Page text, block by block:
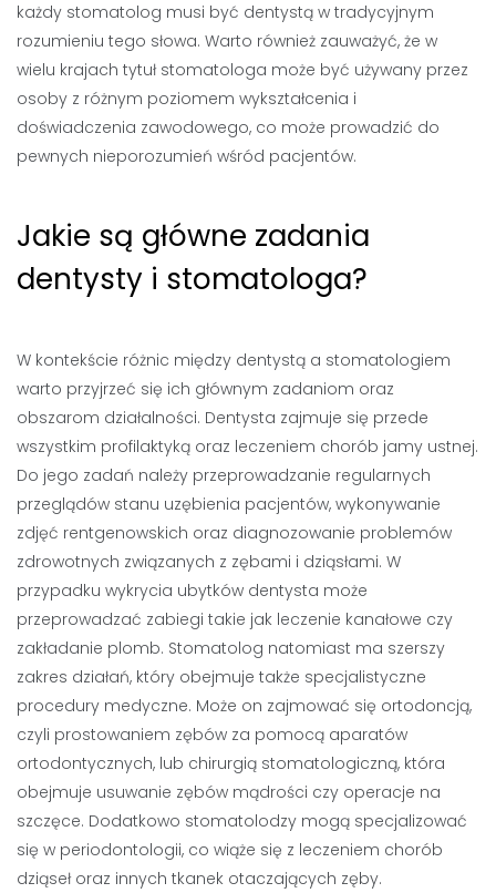
każdy stomatolog musi być dentystą w tradycyjnym
rozumieniu tego słowa. Warto również zauważyć, że w
wielu krajach tytuł stomatologa może być używany przez
osoby z różnym poziomem wykształcenia i
doświadczenia zawodowego, co może prowadzić do
pewnych nieporozumień wśród pacjentów.
Jakie są główne zadania
dentysty i stomatologa?
W kontekście różnic między dentystą a stomatologiem
warto przyjrzeć się ich głównym zadaniom oraz
obszarom działalności. Dentysta zajmuje się przede
wszystkim profilaktyką oraz leczeniem chorób jamy ustnej.
Do jego zadań należy przeprowadzanie regularnych
przeglądów stanu uzębienia pacjentów, wykonywanie
zdjęć rentgenowskich oraz diagnozowanie problemów
zdrowotnych związanych z zębami i dziąsłami. W
przypadku wykrycia ubytków dentysta może
przeprowadzać zabiegi takie jak leczenie kanałowe czy
zakładanie plomb. Stomatolog natomiast ma szerszy
zakres działań, który obejmuje także specjalistyczne
procedury medyczne. Może on zajmować się ortodoncją,
czyli prostowaniem zębów za pomocą aparatów
ortodontycznych, lub chirurgią stomatologiczną, która
obejmuje usuwanie zębów mądrości czy operacje na
szczęce. Dodatkowo stomatolodzy mogą specjalizować
się w periodontologii, co wiąże się z leczeniem chorób
dziąseł oraz innych tkanek otaczających zęby.